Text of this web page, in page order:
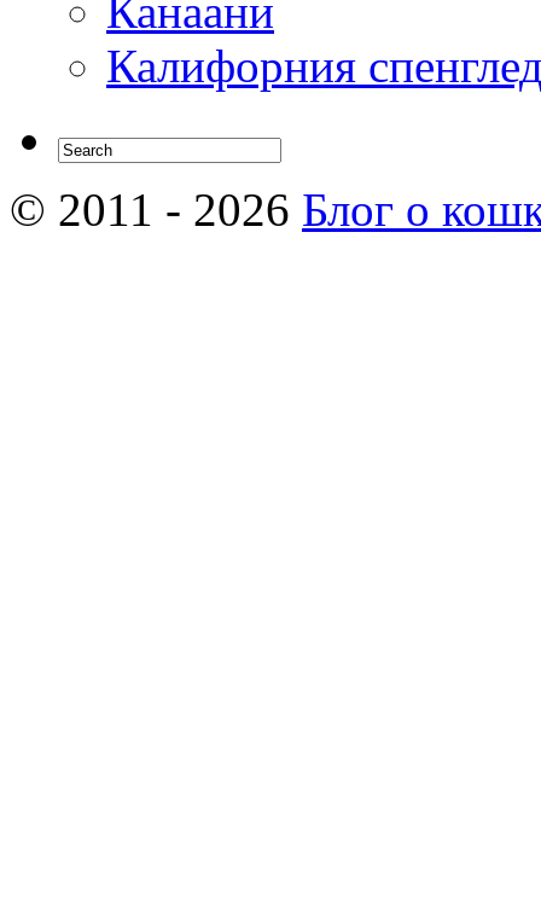
Канаани
Калифорния
© 2011 - 2026 Блог о